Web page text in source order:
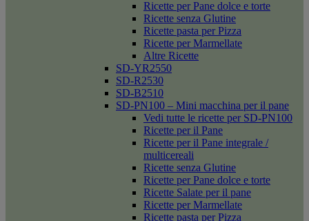
Ricette per Pane dolce e torte
Ricette senza Glutine
Ricette pasta per Pizza
Ricette per Marmellate
Altre Ricette
SD-YR2550
SD-R2530
SD-B2510
SD-PN100 – Mini macchina per il pane
Vedi tutte le ricette per SD-PN100
Ricette per il Pane
Ricette per il Pane integrale /
multicereali
Ricette senza Glutine
Ricette per Pane dolce e torte
Ricette Salate per il pane
Ricette per Marmellate
Ricette pasta per Pizza